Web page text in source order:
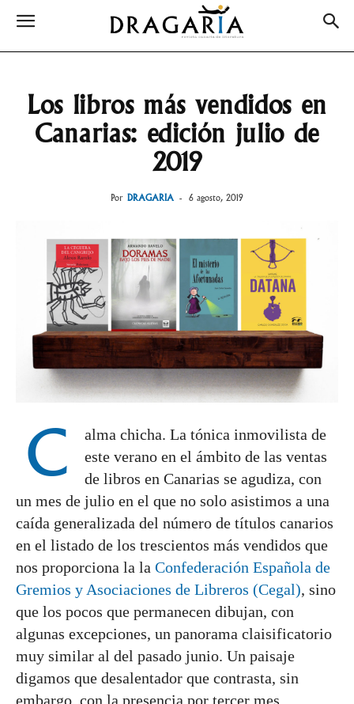
Los libros más vendidos en
Canarias: edición julio de
2019
Por DRAGARIA - 6 agosto, 2019
C
alma chicha. La tónica inmovilista de
este verano en el ámbito de las ventas
de libros en Canarias se agudiza, con
un mes de julio en el que no solo asistimos a una
caída generalizada del número de títulos canarios
en el listado de los trescientos más vendidos que
nos proporciona la la Confederación Española de
Gremios y Asociaciones de Libreros (Cegal), sino
que los pocos que permanecen dibujan, con
algunas excepciones, un panorama claisificatorio
muy similar al del pasado junio. Un paisaje
digamos que desalentador que contrasta, sin
embargo, con la presencia por tercer mes